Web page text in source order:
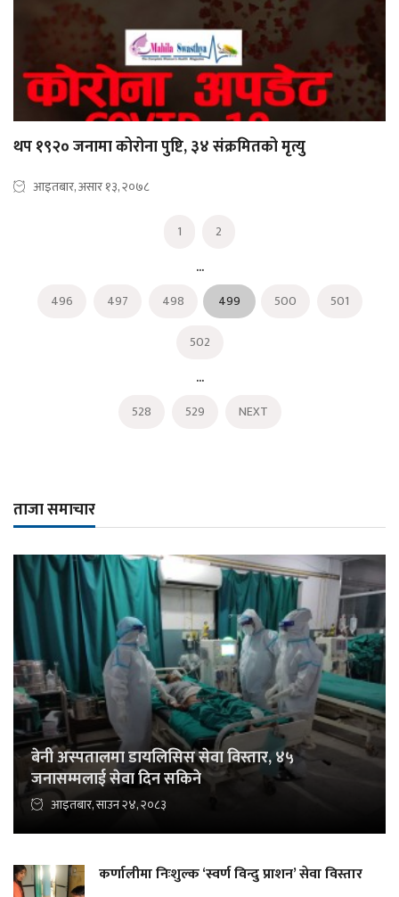
थप १९२० जनामा कोरोना पुष्टि, ३४ संक्रमितको मृत्यु
आइतबार, असार १३, २०७८
1 2
...
496 497 498 499 500
501
502
...
528 529 NEXT
ताजा समाचार
बेनी अस्पतालमा डायलिसिस सेवा विस्तार, ४५
जनासम्मलाई सेवा दिन सकिने
आइतबार, साउन २४, २०८३
कर्णालीमा निःशुल्क ‘स्वर्ण विन्दु प्राशन’ सेवा विस्तार